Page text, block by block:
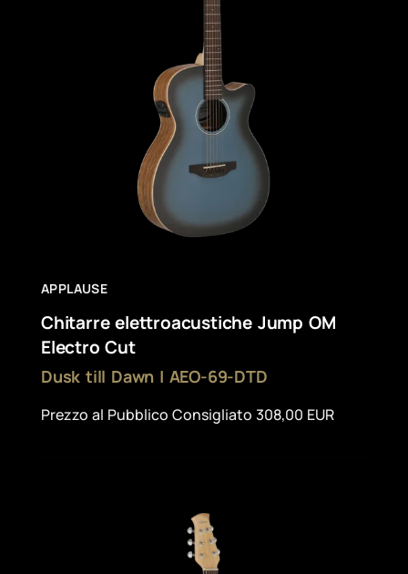
APPLAUSE
Chitarre elettroacustiche Jump OM
Electro Cut
Dusk till Dawn | AEO-69-DTD
Prezzo al Pubblico Consigliato 308,00 EUR